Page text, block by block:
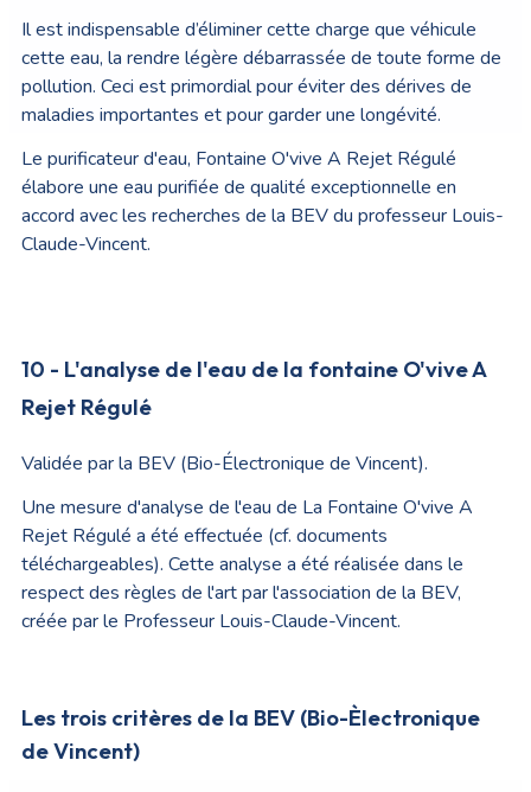
Il est indispensable d’éliminer cette charge que véhicule
cette eau, la rendre légère débarrassée de toute forme de
pollution. Ceci est primordial pour éviter des dérives de
maladies importantes et pour garder une longévité.
Le purificateur d'eau, Fontaine O'vive A Rejet Régulé
élabore une eau purifiée de qualité exceptionnelle en
accord avec les recherches de la BEV du professeur Louis-
Claude-Vincent.
10 - L'analyse de l'eau de la fontaine O'vive A
Rejet Régulé
Validée par la BEV (Bio-Électronique de Vincent).
Une mesure d'analyse de l'eau de La Fontaine O'vive A
Rejet Régulé a été effectuée (cf. documents
téléchargeables). Cette analyse a été réalisée dans le
respect des règles de l'art par l'association de la BEV,
créée par le Professeur Louis-Claude-Vincent.
Les trois critères de la BEV (Bio-Èlectronique
de Vincent)